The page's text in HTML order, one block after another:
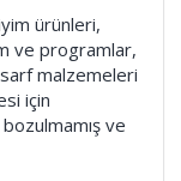
ürünleri,
ve programlar,
malzemeleri
için
bozulmamış ve